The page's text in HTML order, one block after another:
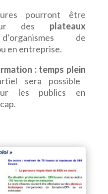
pourront être
des plateaux
de
en entreprise.
: temps plein
sera possible
les publics en